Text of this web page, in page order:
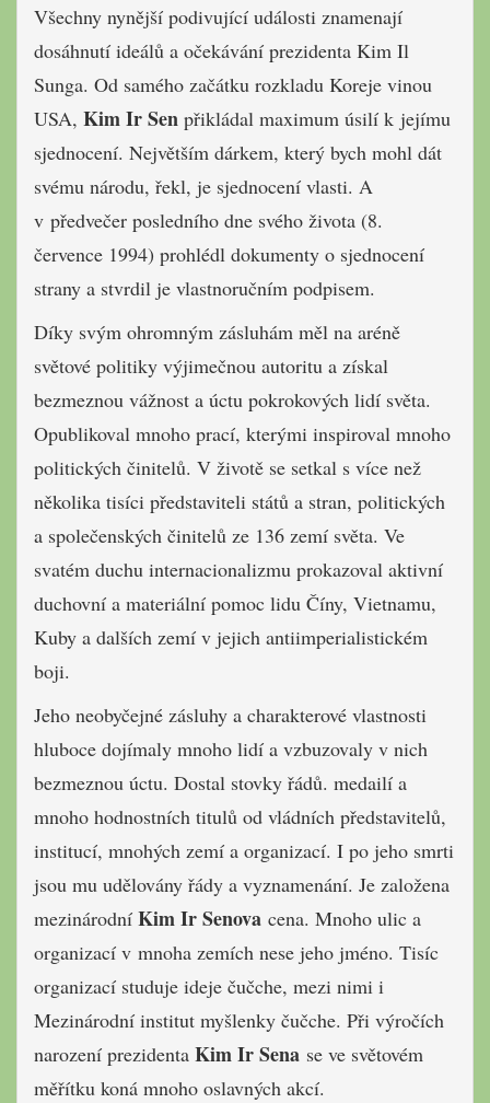
Všechny nynější podivující události znamenají
dosáhnutí ideálů a očekávání prezidenta Kim Il
Sunga. Od samého začátku rozkladu Koreje vinou
USA, Kim Ir Sen přikládal maximum úsilí k jejímu
sjednocení. Největším dárkem, který bych mohl dát
svému národu, řekl, je sjednocení vlasti. A
v předvečer posledního dne svého života (8.
července 1994) prohlédl dokumenty o sjednocení
strany a stvrdil je vlastnoručním podpisem.
Díky svým ohromným zásluhám měl na aréně
světové politiky výjimečnou autoritu a získal
bezmeznou vážnost a úctu pokrokových lidí světa.
Opubli­koval mnoho prací, kterými inspiroval mnoho
politických činitelů. V životě se setkal s více než
několika tisíci před­staviteli států a stran, politických
a spo­lečenských činitelů ze 136 zemí světa. Ve
svatém duchu internacionalizmu prokazoval aktivní
duchovní a ma­teriální pomoc lidu Číny, Vietnamu,
Ku­by a dalších zemí v jejich antiimperialistickém
boji.
Jeho neobyčejné zásluhy a cha­rakterové vlastnosti
hluboce dojímaly mnoho lidí a vzbuzovaly v nich
bezmez­nou úctu. Dostal stovky řádů. medailí a
mnoho hodnostních titulů od vládních představitelů,
institucí, mnohých zemí a organizací. I po jeho smrti
jsou mu udělovány řády a vyznamenání. Je založena
mezinárodní Kim Ir Senova cena. Mnoho ulic a
organizací v mnoha zemích nese jeho jméno. Tisíc
organizací studuje ideje čučche, mezi nimi i
Mezinárodní institut myšlenky čučche. Při výročích
narození prezidenta Kim Ir Sena se ve světovém
měřítku koná mnoho oslavných akcí.